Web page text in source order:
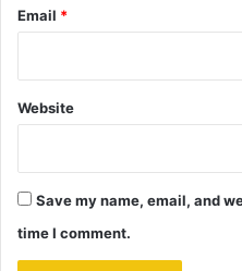
Email *
Website
Save my name, email, and
time I comment.